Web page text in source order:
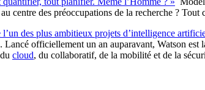
centre des préoccupations de la recherche ?
l’un des plus ambitieux projets d’intelligence
officiellement un an auparavant, Watson est
cloud, du collaboratif, de la mobilité et de la